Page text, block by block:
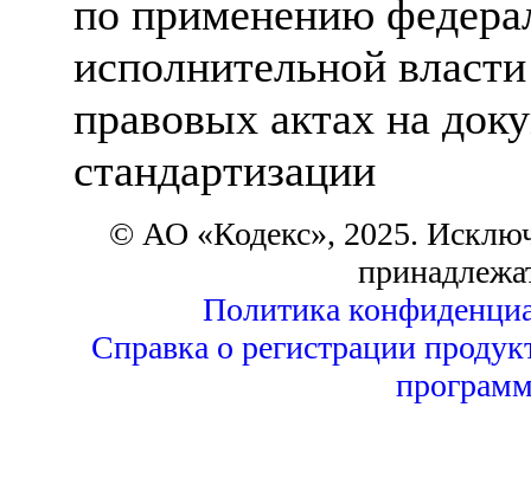
по применению
исполнительной
правовых актах на
стандартизации
© АО «Кодекс», 2025.
Политика
Справка о регистрации